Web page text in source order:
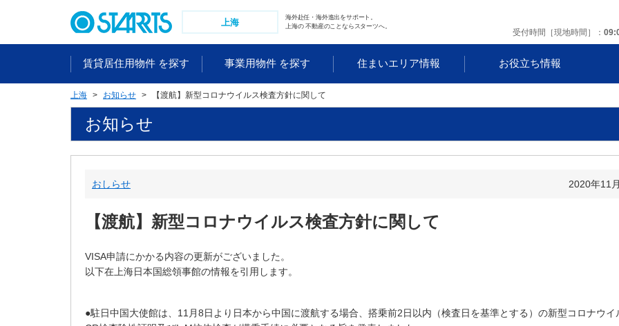
移
上海
海外赴任・海外進出をサポート。
上海の 不動産のことならスターツへ。
受付時間［現地時間］
賃貸居住用物件 を探す 事業用物件 を探す 住まいエリア情報 お役立ち情報
上海 お知らせ 【渡航】新型コロナウイルス検査方針に関して
お知らせ
おしらせ 2020年11
【渡航】新型コロナウイルス検査方針に関して
VISA申請にかかる内容の更新がございました。
以下在上海日本国総領事館の情報を引用します。
●駐日中国大使館は、 11 月8日より日本から中国に渡航する場合、搭乗前2日以内（検査日を基準とする）の新型コロナウイ